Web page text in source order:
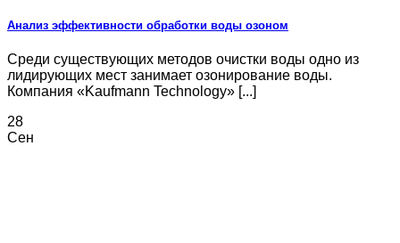
Анализ эффективности обработки воды озоном
Среди существующих методов очистки воды одно из
лидирующих мест занимает озонирование воды.
Компания «Kaufmann Technology» [...]
28
Сен